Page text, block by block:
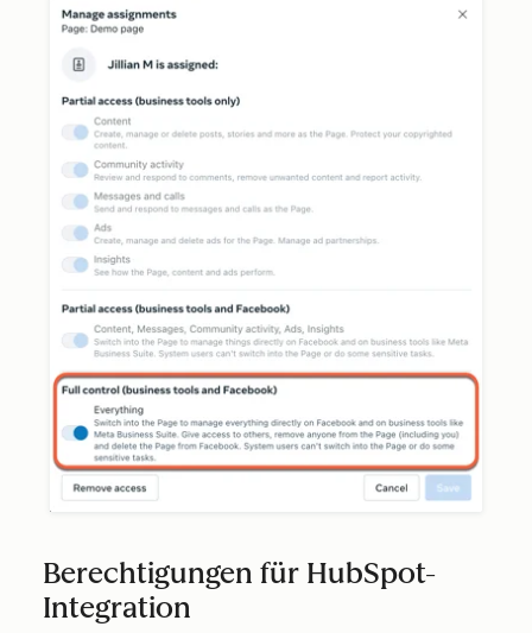
Berechtigungen für HubSpot-
Integration